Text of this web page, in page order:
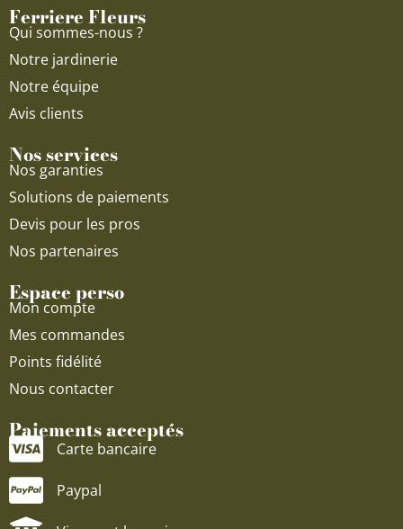
Ferriere Fleurs
Qui sommes-nous ?
Notre jardinerie
Notre équipe
Avis clients
Nos services
Nos garanties
Solutions de paiements
Devis pour les pros
Nos partenaires
Espace perso
Mon compte
Mes commandes
Points fidélité
Nous contacter
Paiements acceptés
Carte bancaire
Paypal